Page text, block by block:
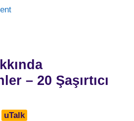
– 20 Şaşırtıcı
uTalk